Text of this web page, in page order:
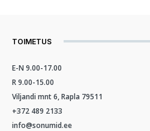
TOIMETUS
E-N 9.00-17.00
R 9.00-15.00
Viljandi mnt 6, Rapla 79511
+372 489 2133
info@sonumid.ee